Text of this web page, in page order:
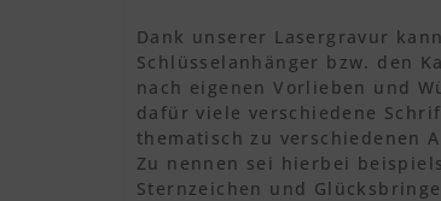
Dank unserer Lasergravur
Schlüsselanhänger bzw. den
nach eigenen Vorlieben und
dafür viele verschiedene
thematisch zu verschiedenen
Zu nennen sei hierbei
Sternzeichen und